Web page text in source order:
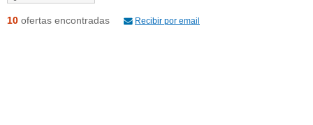
10 ofertas encontradas Recibir por email